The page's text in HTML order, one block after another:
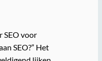
SEO voor
SEO?” Het